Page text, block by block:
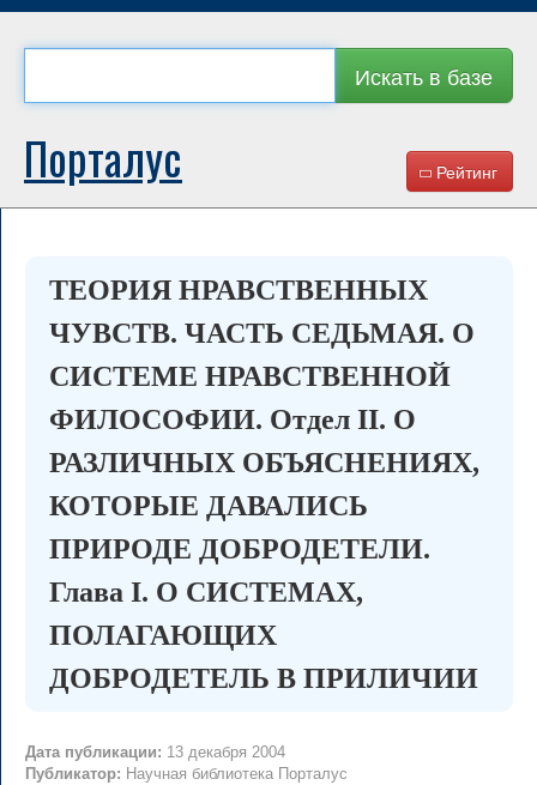
Искать в базе
Рейтинг
Порталус
ТЕОРИЯ НРАВСТВЕННЫХ
ЧУВСТВ. ЧАСТЬ СЕДЬМАЯ. О
СИСТЕМЕ НРАВСТВЕННОЙ
ФИЛОСОФИИ. Отдел II. О
РАЗЛИЧНЫХ ОБЪЯСНЕНИЯХ,
КОТОРЫЕ ДАВАЛИСЬ
ПРИРОДЕ ДОБРОДЕТЕЛИ.
Глава I. О СИСТЕМАХ,
ПОЛАГАЮЩИХ
ДОБРОДЕТЕЛЬ В ПРИЛИЧИИ
Дата публикации: 13 декабря 2004
Публикатор: Научная библиотека Порталус